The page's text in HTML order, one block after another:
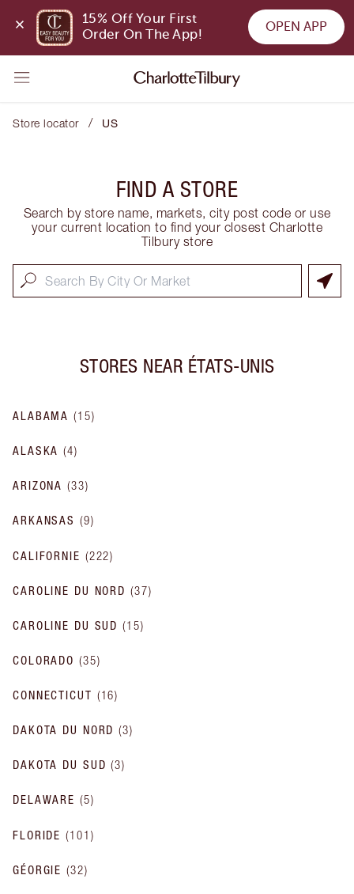
15% Off Your First
Order On The App!
OPEN APP
Store locator / US
FIND A STORE
Search by store name, markets, city post code or use
your current location to find your closest Charlotte
Tilbury store
STORES NEAR ÉTATS-UNIS
ALABAMA (15)
ALASKA (4)
ARIZONA (33)
ARKANSAS (9)
CALIFORNIE (222)
CAROLINE DU NORD (37)
CAROLINE DU SUD (15)
COLORADO (35)
CONNECTICUT (16)
DAKOTA DU NORD (3)
DAKOTA DU SUD (3)
DELAWARE (5)
FLORIDE (101 )
GÉORGIE (32)